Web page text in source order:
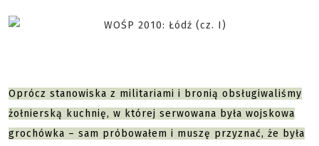
Oprócz stanowiska z militariami i bronią obsługiwaliśmy
żołnierską kuchnię, w której serwowana była wojskowa
grochówka – sam próbowałem i muszę przyznać, że była